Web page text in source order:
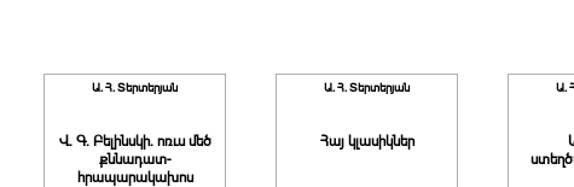
Ա. Հ. Տերտերյան
Վ. Գ. Բելինսկի. ոռւս մեծ
քննադատ-
հրապարակախոս
Ա. Հ. Տերտերյան
Հայ կլասիկներ
Ա.